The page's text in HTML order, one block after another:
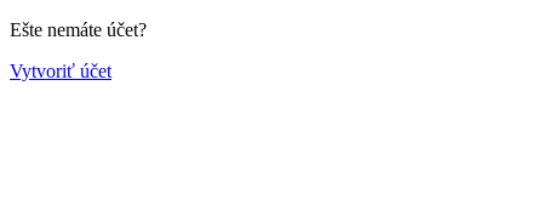
Ešte nemáte účet?
Vytvoriť účet